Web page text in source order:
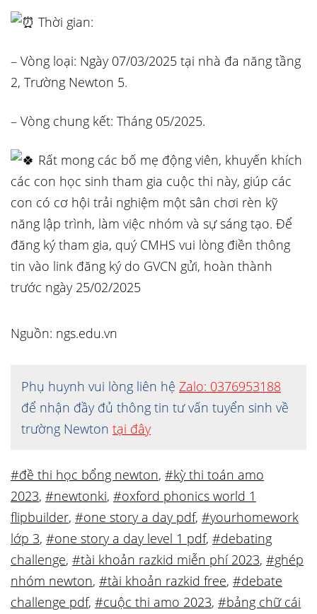
Thời gian:
– Vòng loại: Ngày 07/03/2025 tại nhà đa năng tầng
2, Trường Newton 5.
– Vòng chung kết: Tháng 05/2025.
Rất mong các bố mẹ động viên, khuyến khích
các con học sinh tham gia cuộc thi này, giúp các
con có cơ hội trải nghiệm một sân chơi rèn kỹ
năng lập trình, làm việc nhóm và sự sáng tạo. Để
đăng ký tham gia, quý CMHS vui lòng điền thông
tin vào link đăng ký do GVCN gửi, hoàn thành
trước ngày 25/02/2025
Nguồn: ngs.edu.vn
Phụ huynh vui lòng liên hệ Zalo: 0376953188
để nhận đầy đủ thông tin tư vấn tuyển sinh về
trường Newton tại đây
#đề thi học bổng newton, #kỳ thi toán amo
2023, #newtonki, #oxford phonics world 1
flipbuilder, #one story a day pdf, #yourhomework
lớp 3, #one story a day level 1 pdf, #debating
challenge, #tài khoản razkid miễn phí 2023, #ghép
nhóm newton, #tài khoản razkid free, #debate
challenge pdf, #cuộc thi amo 2023, #bảng chữ cái